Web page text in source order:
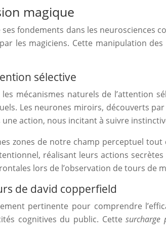
magique
fondements dans les neurosciences
les magiciens. Cette manipulation
sélective
mécanismes naturels de l’attention
Les neurones miroirs, découverts
action, nous incitant à suivre
zones de notre champ perceptuel tout
réalisant leurs actions secrètes
lors de l’observation de tours de
de david copperfield
pertinente pour comprendre
cognitives du public. Cettesurcharge